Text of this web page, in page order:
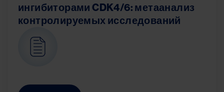
ингибиторами CDK4/6: метаанализ
контролируемых исследований